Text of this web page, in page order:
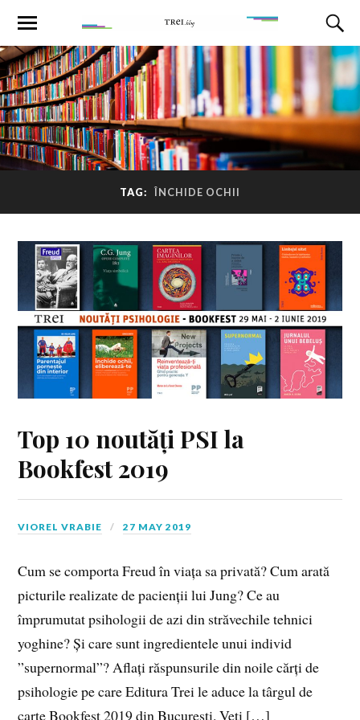
TAG: ÎNCHIDE OCHII
Top 10 noutăți PSI la
Bookfest 2019
VIOREL VRABIE 27 MAY 2019
Cum se comporta Freud în viața sa privată? Cum arată
picturile realizate de pacienții lui Jung? Ce au
împrumutat psihologii de azi din străvechile tehnici
yoghine? Și care sunt ingredientele unui individ
”supernormal”? Aflați răspunsurile din noile cărți de
psihologie pe care Editura Trei le aduce la târgul de
carte Bookfest 2019 din București. Veți […]